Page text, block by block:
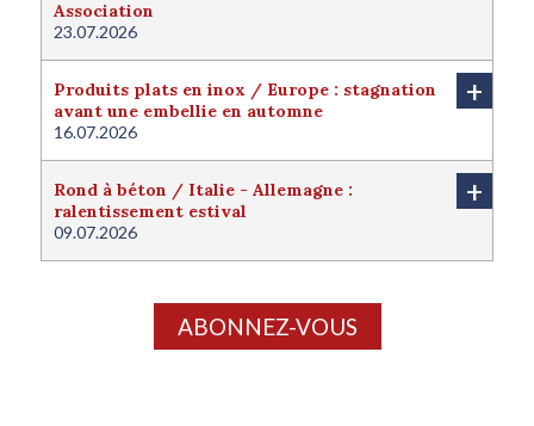
Association
23.07.2026
Produits plats en inox / Europe : stagnation
avant une embellie en automne
16.07.2026
+
Rond à béton / Italie - Allemagne :
ralentissement estival
09.07.2026
+
ABONNEZ-VOUS